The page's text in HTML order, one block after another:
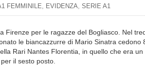
FEMMINILE, EVIDENZA, SERIE A1
Firenze per le ragazze del Bogliasco. Nel
le biancazzurre di Mario Sinatra cedono
Rari Nantes Florentia, in quello che era un
il sesto posto.